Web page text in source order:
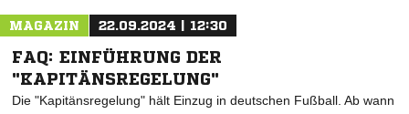
MAGAZIN 22.09.2024 | 12:30
FAQ: EINFÜHRUNG DER
"KAPITÄNSREGELUNG"
Die "Kapitänsregelung" hält Einzug in deutschen Fußball. Ab wann